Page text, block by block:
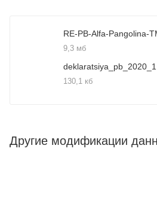
RE-PB-Alfa-Pangolina-
9,3 мб
deklaratsiya_pb_2020_1
130,1 кб
Другие модификации